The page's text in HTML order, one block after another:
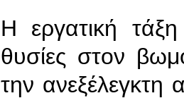
Η εργατική
θυσίες στον
την ανεξέλεγκτη